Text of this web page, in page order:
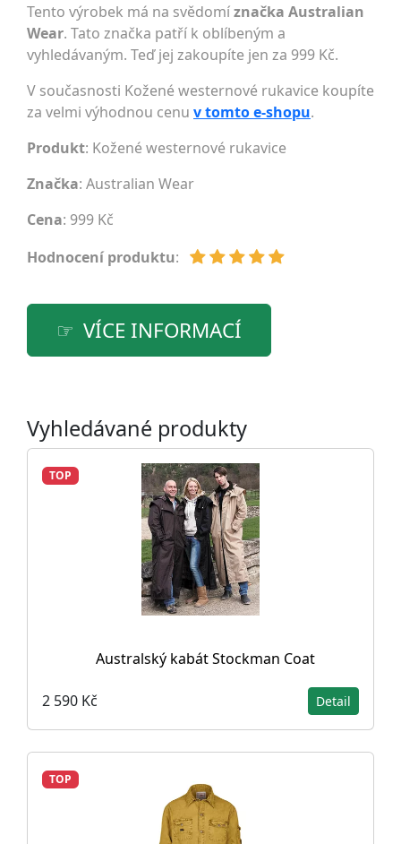
Tento výrobek má na svědomíznačka Australian
Wear. Tato značka patří k oblíbeným a
vyhledávaným. Teď jej zakoupíte jen za 999 Kč.
V současnosti Kožené westernové rukavice koupíte
za velmi výhodnou cenu v tomto e-shopu.
Produkt: Kožené westernové rukavice
Značka: Australian Wear
Cena: 999 Kč
Hodnocení produktu:
VÍCE INFORMACÍ
Vyhledávané produkty
TOP
Australský kabát Stockman Coat
2 590 Kč Detail
TOP